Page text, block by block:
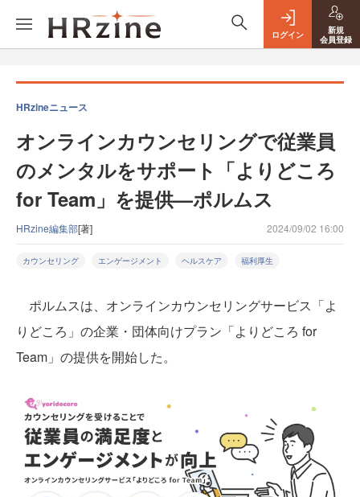
ログイン
新規
会員登録
HRzineニュース
オンラインカウンセリングで従業員
のメンタルをサポート「よりどころ
for Team」を提供—ポルムス
HRzine編集部[著] 2024/09/02 16:00
カウンセリング エンゲージメント ヘルスケア 福利厚生
ポルムスは、オンラインカウンセリングサービス「よ
りどころ」の企業・団体向けプラン「よりどころ for
Team」の提供を開始した。